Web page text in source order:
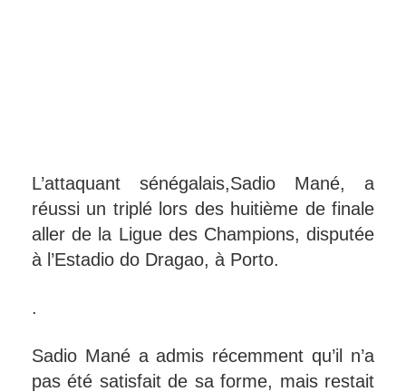
L’attaquant sénégalais,Sadio Mané, a
réussi un triplé lors des huitième de finale
aller de la Ligue des Champions, disputée
à l’Estadio do Dragao, à Porto.
.
Sadio Mané a admis récemment qu’il n’a
pas été satisfait de sa forme, mais restait